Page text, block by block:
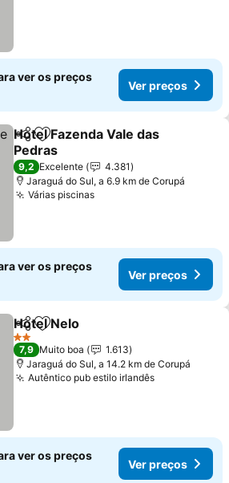
ver os preços
Ver preços
PartilharAdicionar aos favoritos
Hotel Fazenda Vale das
Pedras
9,2 Excelente
4.381
Jaraguá do Sul, a 6.9 km de Corupá
Várias piscinas
ver os preços
Ver preços
PartilharAdicionar aos favoritos
Hotel Nelo
2 Estrelas
7,9 Muito boa
1.613
Jaraguá do Sul, a 14.2 km de Corupá
Autêntico pub estilo irlandês
ver os preços
Ver preços